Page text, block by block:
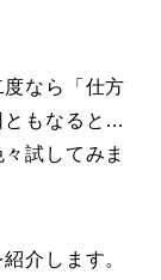
なら「仕方
ともなると…
試してみま
紹介します。